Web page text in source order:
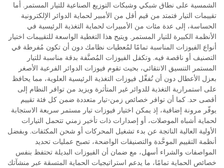
الشمسية على نطاق شبكي وشبكات التوزيع الصناعية للتيار المستمر. أما
تقييمات التيار فتمتد من قيم أقل من الأمبير لحماية الدوائر الإلكترونية
الحساسة، إلى عدة مئات من الأمبيرات لحماية التغذية الرئيسية في
الأنظمة الكبيرة للتيار المستمر. ويتيح هذا التغطية الواسعة للتقييمات اختيار
أنواع الفيوزات المناسبة تمامًا لمُعطيات نظامك دون أن تكون مُفرطة في
التصنيف أو ناقصة فيه. وتكفل الفيوزات المُصنَّفة بدقة مناسبة للتيار
المستمر التنسيق الانتقائي، بحيث تقوم فيوزات الدوائر الفرعية الأصغر
بعزل الأعطال دون أن تُفعِّل فيوزات التغذية الرئيسية العلوية، مما يحافظ
على استمرارية التغذية للدوائر غير المتأثرة ويزيد من توافر النظام إلى
أقصى حد. كما أن توافر خصائص زمن-تيار متعددة ضمن كل فئة تقييم
يوفّر مرونة إضافية، إذ يمكن اختيار فيوزات تيار مستمر سريعة الاستجابة
لحماية أشباه الموصلات، أو إصدارات ذات تأخير زمني تتحمل التيارات
الأولية العالية الناتجة عن بدء تشغيل المحركات أو شحن المكثفات. وبفضل
أنظمة التقييم الموحَّدة والتصنيفات الواضحة، تصبح عمليات تحديد
المواصفات والشراء أسهل، مع ضمان أن الفيوزات البديلة تحتفظ بنفس
خصائص الحماية تمامًا، ما يدعم استراتيجيات الحماية المتسقة عبر منشآتك